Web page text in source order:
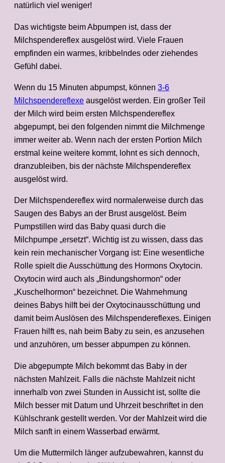
natürlich viel weniger!
Das wichtigste beim Abpumpen ist, dass der
Milchspendereflex ausgelöst wird. Viele Frauen
empfinden ein warmes, kribbelndes oder ziehendes
Gefühl dabei.
Wenn du 15 Minuten abpumpst, können 3-6
Milchspendereflexe ausgelöst werden. Ein großer Teil
der Milch wird beim ersten Milchspendereflex
abgepumpt, bei den folgenden nimmt die Milchmenge
immer weiter ab. Wenn nach der ersten Portion Milch
erstmal keine weitere kommt, lohnt es sich dennoch,
dranzubleiben, bis der nächste Milchspendereflex
ausgelöst wird.
Der Milchspendereflex wird normalerweise durch das
Saugen des Babys an der Brust ausgelöst. Beim
Pumpstillen wird das Baby quasi durch die
Milchpumpe „ersetzt“. Wichtig ist zu wissen, dass das
kein rein mechanischer Vorgang ist: Eine wesentliche
Rolle spielt die Ausschüttung des Hormons Oxytocin.
Oxytocin wird auch als „Bindungshormon“ oder
„Kuschelhormon“ bezeichnet. Die Wahrnehmung
deines Babys hilft bei der Oxytocinausschüttung und
damit beim Auslösen des Milchspendereflexes. Einigen
Frauen hilft es, nah beim Baby zu sein, es anzusehen
und anzuhören, um besser abpumpen zu können.
Die abgepumpte Milch bekommt das Baby in der
nächsten Mahlzeit. Falls die nächste Mahlzeit nicht
innerhalb von zwei Stunden in Aussicht ist, sollte die
Milch besser mit Datum und Uhrzeit beschriftet in den
Kühlschrank gestellt werden. Vor der Mahlzeit wird die
Milch sanft in einem Wasserbad erwärmt.
Um die Muttermilch länger aufzubewahren, kannst du